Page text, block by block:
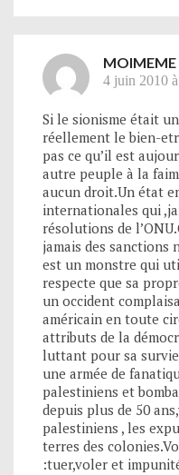
MOIMEME
4 juin 2010
Si le sionisme était
réellement le bien-
pas ce qu’il est
autre peuple à la
aucun droit.Un état
internationales qui
résolutions de
jamais des sanctions
est un monstre qui
respecte que sa
un occident
américain en toute
attributs de la
luttant pour sa survie
une armée de
palestiniens et
depuis plus de 50
palestiniens , les
terres des
:tuer,voler et